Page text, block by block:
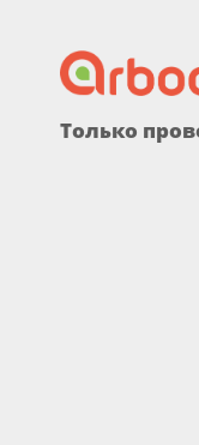
to
content
Только